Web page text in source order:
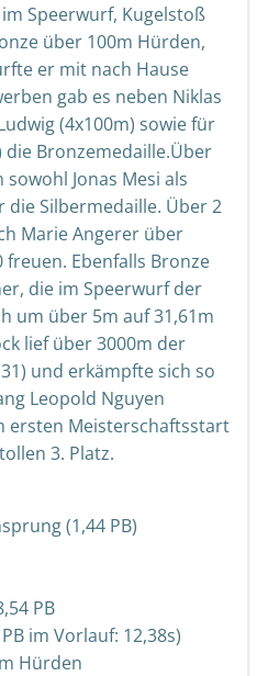
Speerwurf, Kugelstoß
über 100m Hürden,
er mit nach Hause
gab es neben Niklas
(4x100m) sowie für
die Bronzemedaille.Über
Jonas Mesi als
Silbermedaille. Über 2
Marie Angerer über
Ebenfalls Bronze
die im Speerwurf der
um über 5m auf 31,61m
lief über 3000m der
und erkämpfte sich so
Leopold Nguyen
ersten Meisterschaftsstart
3. Platz.
(1,44 PB)
PB
im Vorlauf: 12,38s)
Hürden